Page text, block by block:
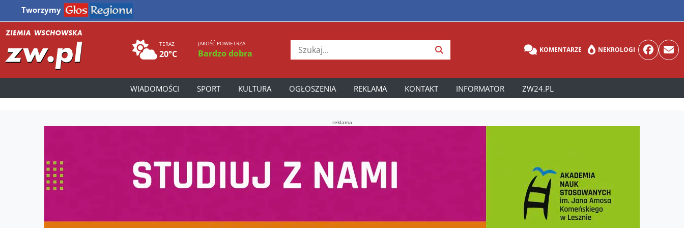
Tworzymy
TERAZ
20°C
JAKOŚĆ POWIETRZA
Bardzo dobra KOMENTARZE NEKROLOGI
WIADOMOŚCI SPORT KULTURA OGŁOSZENIA REKLAMA KONTAKT INFORMATOR ZW24.PL
reklama